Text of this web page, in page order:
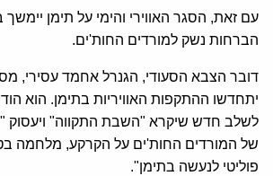
עם זאת, הסגר האווירי והימי על תימן
הברחות נשק למורדים החות'ים.
דובר הצבא הסעודי, הגנרל אחמד עסירי,
יתחדשו ההתקפות האוויריות בתימן. הוא
לשלב חדש שיקרא "השבת התקווה" ויעסוק
של המורדים החות'ים על הקרקע, מלחמה
פוליטי לנעשה בתימן".